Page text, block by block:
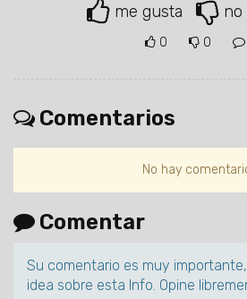
me gusta no
0 0
Comentarios
No hay
Comentar
Su comentario es muy
idea sobre esta Info. Opine